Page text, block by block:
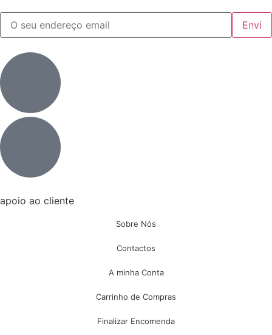
apoio ao cliente
Sobre Nós
Contactos
A minha Conta
Carrinho de Compras
Finalizar Encomenda